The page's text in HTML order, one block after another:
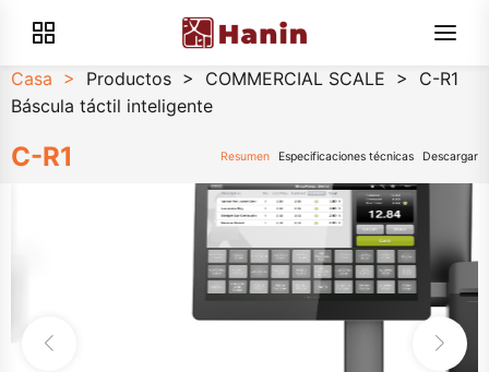
Casa > Productos > COMMERCIAL SCALE >
C-R1
Báscula táctil inteligente
C-R1 Resumen Especificaciones técnicas Descargar